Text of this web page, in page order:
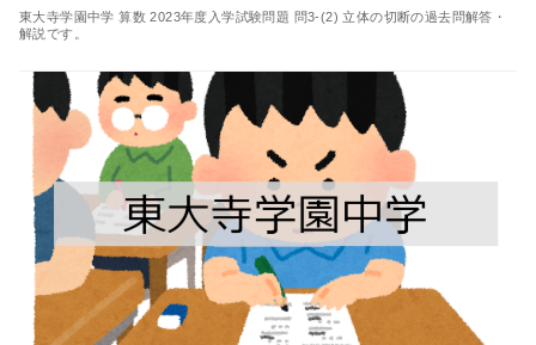
東大寺学園中学 算数 2023年度入学試験問題 問3-(2) 立体の切断の過去問解答・
解説です。